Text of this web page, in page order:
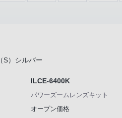
（S）シルバー
ILCE-6400K
パワーズームレンズキット
オープン価格